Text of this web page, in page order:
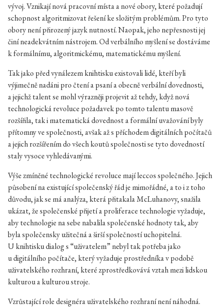
vývoj. Vznikají nová pracovní místa a nové obory, které požadují
schopnost algoritmizovat řešení ke složitým problémům. Pro tyto
obory není přirozený jazyk nutností. Naopak, jeho nepřesnosti jej
činí neadekvátním nástrojem. Od verbálního myšlení se dostáváme
k formálnímu, algoritmickému, matematickému myšlení.
Tak jako před vynálezem knihtisku existovali lidé, kteří byli
výjimečně nadáni pro čtení a psaní a obecně verbální dovednosti,
a jejichž talent se mohl výrazněji projevit až tehdy, když nová
technologická revoluce požadavek po tomto talentu masově
rozšířila, tak i matematická dovednost a formální uvažování byly
přítomny ve společnosti, avšak až s příchodem digitálních počítačů
a jejich rozšířením do všech koutů společnosti se tyto dovedností
staly vysoce vyhledávanými.
Výše zmíněné technologické revoluce mají leccos společného. Jejich
působení na existující společenský řád je mimořádné, a to i z toho
důvodu, jak se má analýza, která přitakala McLuhanovy, snažila
ukázat, že společenské přijetí a proliferace technologie vyžaduje,
aby technologie na sebe nabalila společenské hodnoty tak, aby
byla společensky užitečná a širší společností uchopitelná.
U knihtisku dialog s “uživatelem” nebyl tak potřeba jako
u digitálního počítače, který vyžaduje prostředníka v podobě
uživatelského rozhraní, které zprostředkovává vztah mezi lidskou
kulturou a kulturou stroje.
Vzrůstající role designéra uživatelského rozhraní není náhodná.